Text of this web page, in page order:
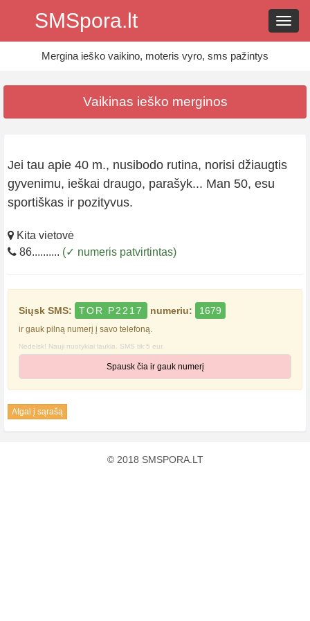
SMSpora.lt
Mergina ieško vaikino, moteris vyro, sms pažintys
Vaikinas ieško merginos
Jei tau apie 40 m., nusibodo rutina, norisi džiaugtis
gyvenimu, ieškai draugo, parašyk... Man 50, esu
sportiškas ir pozityvus.
Kita vietovė
86.......... (✓ numeris patvirtintas)
Siųsk SMS: TOR P2217 numeriu: 1679
ir gauk pilną numerį į savo telefoną.
Nedelsk! Nauji nuotykiai laukia. SMS tik 5 eur.
Spausk čia ir gauk numerį
Atgal į sąrašą
© 2018 SMSPORA.LT